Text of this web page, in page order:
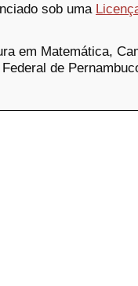
sob uma